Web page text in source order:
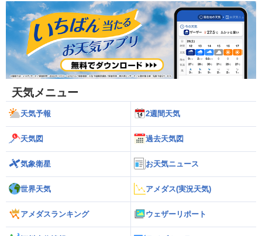
天気メニュー
天気予報 2週間天気
天気図 過去天気図
気象衛星 お天気ニュース
世界天気 アメダス(実況天気)
アメダスランキング ウェザーリポート